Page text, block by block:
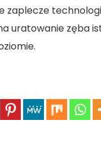
zaplecze
uratowanie zęba